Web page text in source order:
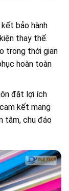
bảo hành
thay thế.
trong thời gian
hoàn toàn
đặt lợi ích
kết mang
tâm, chu đáo